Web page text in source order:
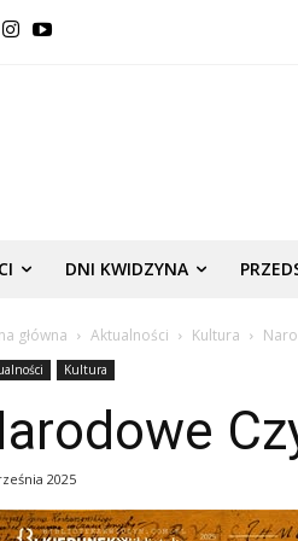
DNI KWIDZYNA
główna Aktualności Kultura
Kultura
2025